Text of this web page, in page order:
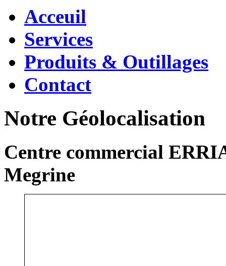
Acceuil
Services
Produits & Outillages
Contact
Notre Géolocalisation
Centre commercial
Megrine